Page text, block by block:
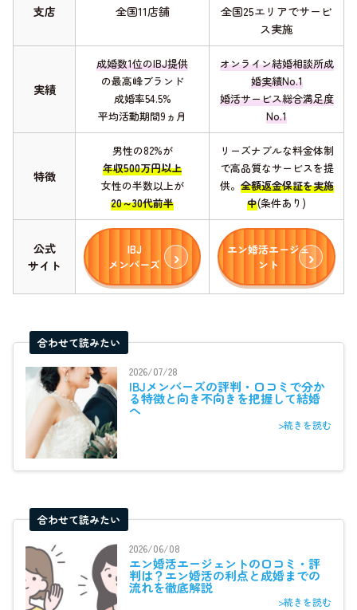
支店 全国11店舗
全国25エリアでサービ
ス実施
実績
成婚数1位のIBJ提供
の最高峰ブランド
成婚率54.5%
平均活動期間9ヵ月
オンライン結婚相談所成
婚実績No.1
婚活サービス総合満足度
No.1
特徴
男性の82%が
年収500万円以上
女性の半数以上が
20～30代前半
リーズナブルな料金体制
で高品質なサービスを提
供。 全額返金保証を実施
中(条件あり)
公式
サイト
IBJ
メンバーズ
エン婚活エージェ
ント
合わせて読みたい
2026/07/28
IBJメンバーズの評判・口コミで分か
る特徴と向き不向きを把握して結婚
へ
>続きを読む
合わせて読みたい
2026/06/08
エン婚活エージェントの口コミ・評
判は？エン婚活の利点と成婚までの
流れを徹底解説
>続きを読む